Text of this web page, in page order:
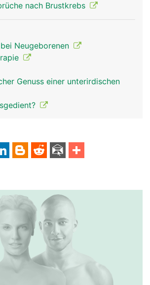
nach Brustkrebs
Neugeborenen
Genuss einer unterirdischen